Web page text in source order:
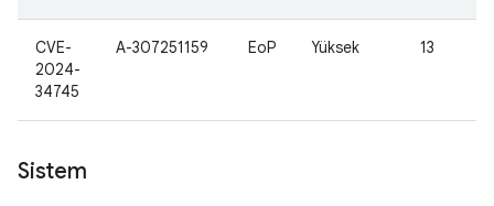
CVE-
2024-
34745
A-307251159 EoP Yüksek 13
Sistem